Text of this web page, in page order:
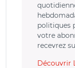
politiques
votre
recevrez
Découvrir